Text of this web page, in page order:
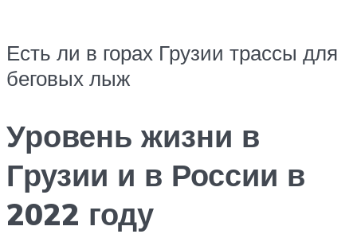
Есть ли в горах Грузии трассы для
беговых лыж
Уровень жизни в
Грузии и в России в
2022 году